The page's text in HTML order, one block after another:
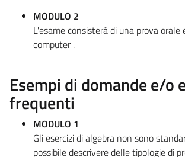
MODULO 2
L'esame consisterà di una prova orale
computer .
Esempi di domande e/o
frequenti
MODULO 1
Gli esercizi di algebra non sono
possibile descrivere delle tipologie di